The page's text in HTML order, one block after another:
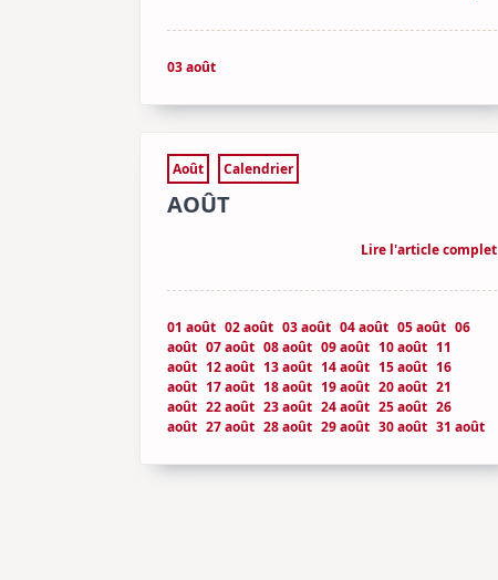
03 août
Août Calendrier
AOÛT
Lire l'article complet
01 août 02 août 03 août 04 août 05 août 06
août 07 août 08 août 09 août 10 août 11
août 12 août 13 août 14 août 15 août 16
août 17 août 18 août 19 août 20 août 21
août 22 août 23 août 24 août 25 août 26
août 27 août 28 août 29 août 30 août 31 août